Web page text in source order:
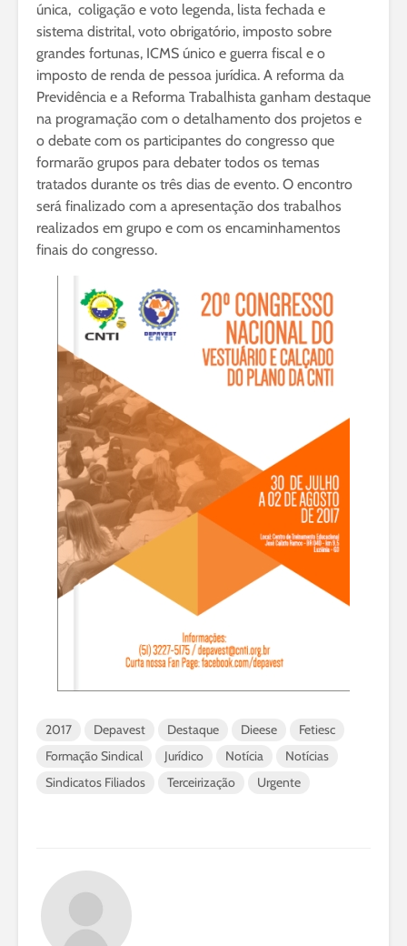
única, coligação e voto legenda, lista fechada e
sistema distrital, voto obrigatório, imposto sobre
grandes fortunas, ICMS único e guerra fiscal e o
imposto de renda de pessoa jurídica. A reforma da
Previdência e a Reforma Trabalhista ganham destaque
na programação com o detalhamento dos projetos e
o debate com os participantes do congresso que
formarão grupos para debater todos os temas
tratados durante os três dias de evento. O encontro
será finalizado com a apresentação dos trabalhos
realizados em grupo e com os encaminhamentos
finais do congresso.
2017 Depavest Destaque Dieese
Fetiesc
Formação Sindical
Jurídico Notícia
Notícias
Sindicatos Filiados
Terceirização Urgente